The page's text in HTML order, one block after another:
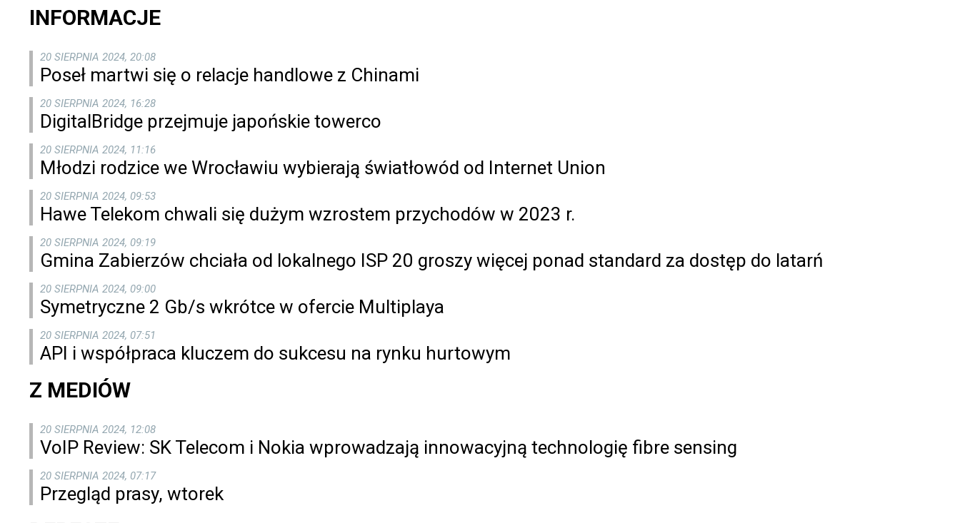
INFORMACJE
20 SIERPNIA 2024, 20:08
Poseł martwi się o relacje handlowe z Chinami
20 SIERPNIA 2024, 16:28
DigitalBridge przejmuje japońskie towerco
20 SIERPNIA 2024, 11:16
Młodzi rodzice we Wrocławiu wybierają światłowód od Internet Union
20 SIERPNIA 2024, 09:53
Hawe Telekom chwali się dużym wzrostem przychodów w 2023 r.
20 SIERPNIA 2024, 09:19
Gmina Zabierzów chciała od lokalnego ISP 20 groszy więcej ponad standard za dostęp do latarń
20 SIERPNIA 2024, 09:00
Symetryczne 2 Gb/s wkrótce w ofercie Multiplaya
20 SIERPNIA 2024, 07:51
API i współpraca kluczem do sukcesu na rynku hurtowym
Z MEDIÓW
20 SIERPNIA 2024, 12:08
VoIP Review: SK Telecom i Nokia wprowadzają innowacyjną technologię fibre sensing
20 SIERPNIA 2024, 07:17
Przegląd prasy, wtorek